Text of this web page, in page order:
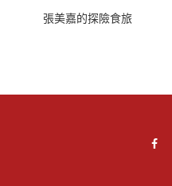
張美嘉的探險食旅